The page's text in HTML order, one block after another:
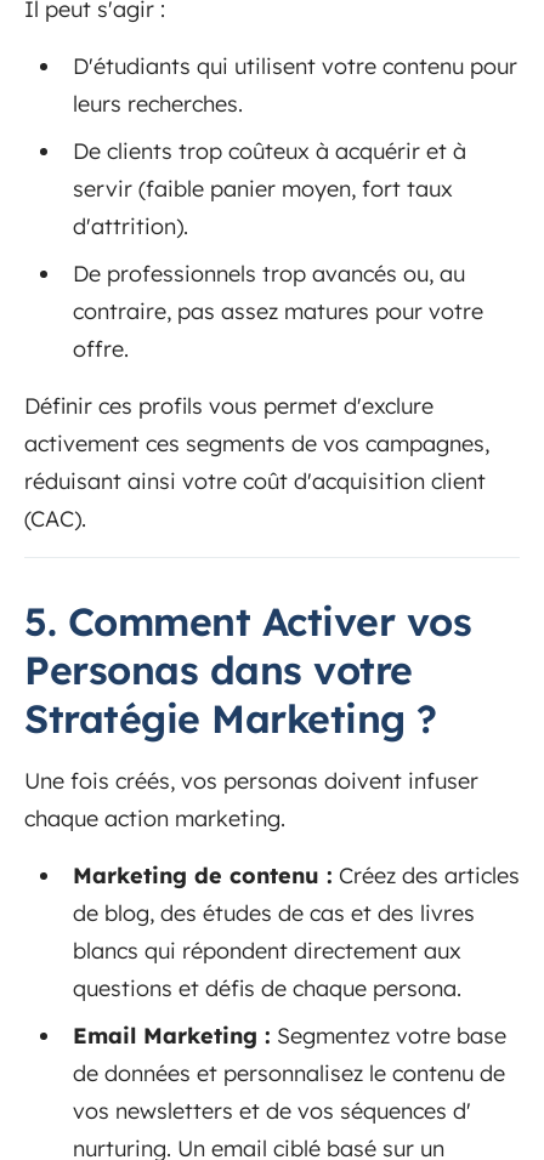
Il peut s'agir :
D'étudiants qui utilisent votre contenu pour
leurs recherches.
De clients trop coûteux à acquérir et à
servir (faible panier moyen, fort taux
d'attrition).
De professionnels trop avancés ou, au
contraire, pas assez matures pour votre
offre.
Définir ces profils vous permet d'exclure
activement ces segments de vos campagnes,
réduisant ainsi votre coût d'acquisition client
(CAC).
5. Comment Activer vos
Personas dans votre
Stratégie Marketing ?
Une fois créés, vos personas doivent infuser
chaque action marketing.
Marketing de contenu : Créez des articles
de blog, des études de cas et des livres
blancs qui répondent directement aux
questions et défis de chaque persona.
Email Marketing : Segmentez votre base
de données et personnalisez le contenu de
vos newsletters et de vos séquences d'
nurturing. Un email ciblé basé sur un